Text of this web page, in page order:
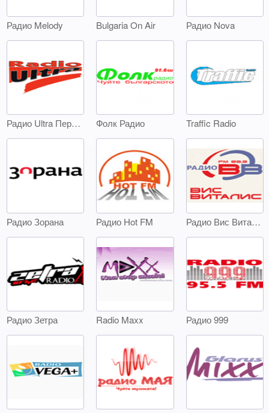
Радио Melody Bulgaria On Air Радио Nova
Радио Ultra Перник Фолк Радио Traffic Radio
Радио Зорана Радио Hot FM Радио Вис Виталис
Радио Зетра Radio Maxx Радио 999